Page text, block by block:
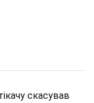
скасував